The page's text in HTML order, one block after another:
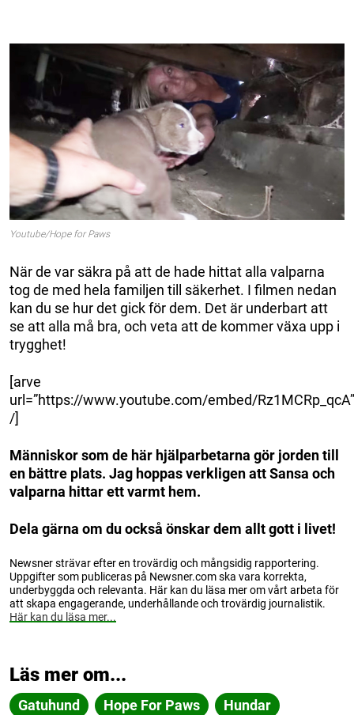
Youtube/Hope for Paws
När de var säkra på att de hade hittat alla valparna
tog de med hela familjen till säkerhet. I filmen nedan
kan du se hur det gick för dem. Det är underbart att
se att alla må bra, och veta att de kommer växa upp i
trygghet!
[arve
url=”https://www.youtube.com/embed/Rz1MCRp_qcA”
/]
Människor som de här hjälparbetarna gör jorden till
en bättre plats. Jag hoppas verkligen att Sansa och
valparna hittar ett varmt hem.
Dela gärna om du också önskar dem allt gott i livet!
Newsner strävar efter en trovärdig och mångsidig rapportering.
Uppgifter som publiceras på Newsner.com ska vara korrekta,
underbyggda och relevanta. Här kan du läsa mer om vårt arbeta för
att skapa engagerande, underhållande och trovärdig journalistik.
Här kan du läsa mer...
Läs mer om...
Gatuhund Hope For Paws Hundar